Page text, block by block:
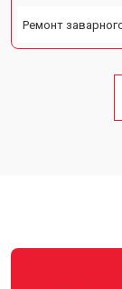
Ремонт